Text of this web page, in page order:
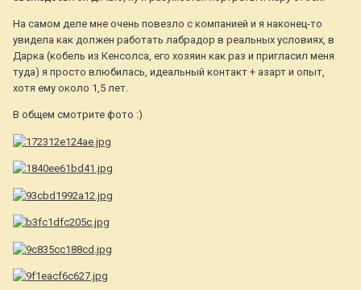
На самом деле мне очень повезло с компанией и я наконец-то
увидела как должен работать лабрадор в реальных условиях, в
Дарка (кобель из Кенсолса, его хозяин как раз и пригласил меня
туда) я просто влюбилась, идеальный контакт + азарт и опыт,
хотя ему около 1,5 лет.
В общем смотрите фото :)